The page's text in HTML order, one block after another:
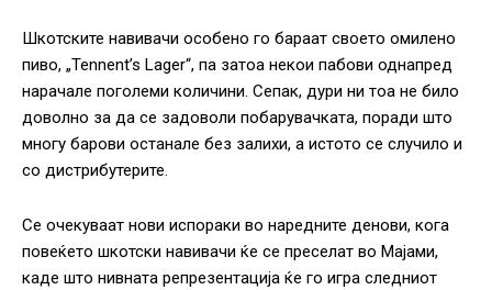
Шкотските навивачи особено го бараат своето омилено
пиво, „Tennent’s Lager“, па затоа некои пабови однапред
нарачале поголеми количини. Сепак, дури ни тоа не било
доволно за да се задоволи побарувачката, поради што
многу барови останале без залихи, а истото се случило и
со дистрибутерите.
Се очекуваат нови испораки во наредните денови, кога
повеќето шкотски навивачи ќе се преселат во Мајами,
каде што нивната репрезентација ќе го игра следниот